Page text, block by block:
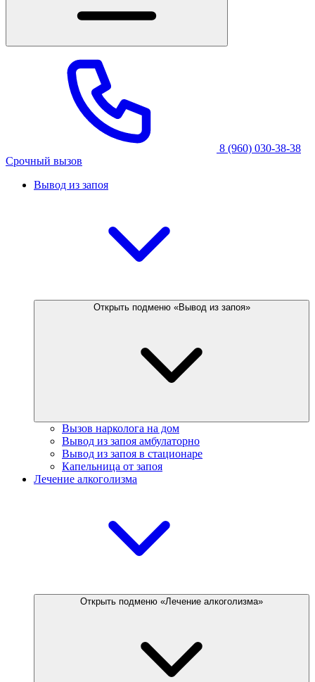
8 (960) 030-38-38
Срочный вызов
Вывод из запоя
Открыть подменю «Вывод из запоя»
Вызов нарколога на дом
Вывод из запоя амбулаторно
Вывод из запоя в стационаре
Капельница от запоя
Лечение алкоголизма
Открыть подменю «Лечение алкоголизма»